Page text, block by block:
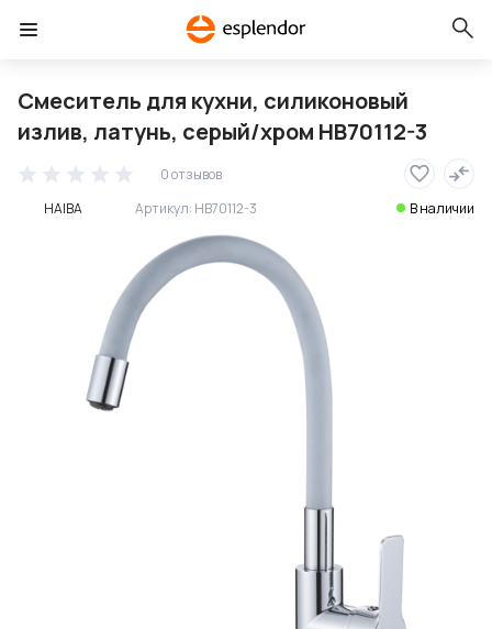
Смеситель для кухни, силиконовый
излив, латунь, серый/хром HB70112-3
0 отзывов
HAIBA
Артикул: HB70112-3 В наличии